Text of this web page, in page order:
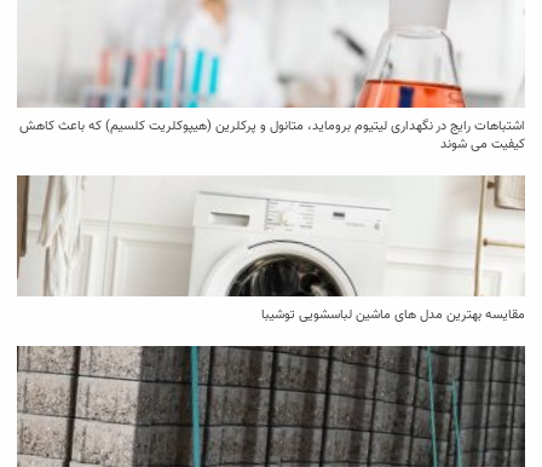
اشتباهات رایج در نگهداری لیتیوم بروماید، متانول و پرکلرین (هیپوکلریت کلسیم) که باعث کاهش
کیفیت می‌ شوند
مقایسه بهترین مدل ‌های ماشین لباسشویی توشیبا